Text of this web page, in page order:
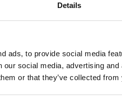
Details
ads, to provide social media
our social media, advertising
or that they’ve collected